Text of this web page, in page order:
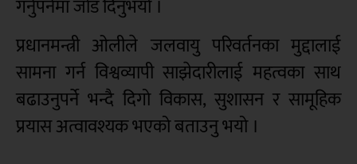
गर्नुपर्नेमा जोड दिनुभयो ।
प्रधानमन्त्री ओलीले जलवायु परिवर्तनका मुद्दालाई
सामना गर्न विश्वव्यापी साझेदारीलाई महत्वका साथ
बढाउनुपर्ने भन्दै दिगो विकास, सुशासन र सामूहिक
प्रयास अत्वावश्यक भएको बताउनु भयो ।